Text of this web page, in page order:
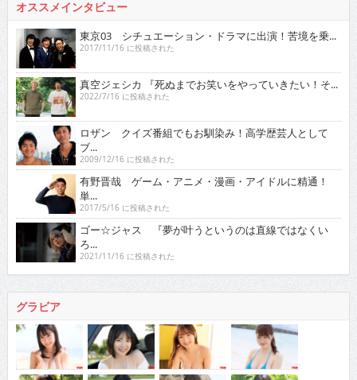
オススメインタビュー
東京03 シチュエーション・ドラマに出演！苦境を乗...
2017/11/16 に投稿された
真空ジェシカ 『死ぬまでお笑いをやっていきたい！そ...
2022/7/16 に投稿された
ロザン クイズ番組でもお馴染み！高学歴芸人として
ブ...
2009/12/16 に投稿された
有野晋哉 ゲーム・アニメ・漫画・アイドルに精通！
単...
2017/5/16 に投稿された
ゴー☆ジャス 『夢が叶うというのは直線ではなくい
ろ...
2021/11/16 に投稿された
グラビア